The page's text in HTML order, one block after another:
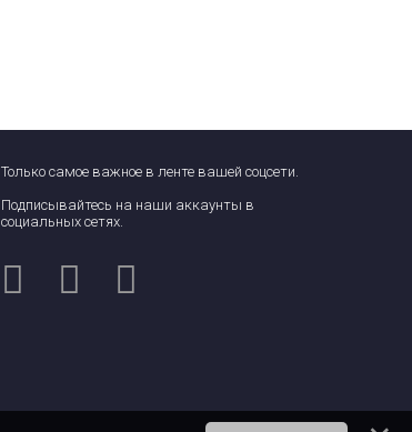
Только самое важное в ленте вашей соцсети.
Подписывайтесь на наши аккаунты в
социальных сетях.